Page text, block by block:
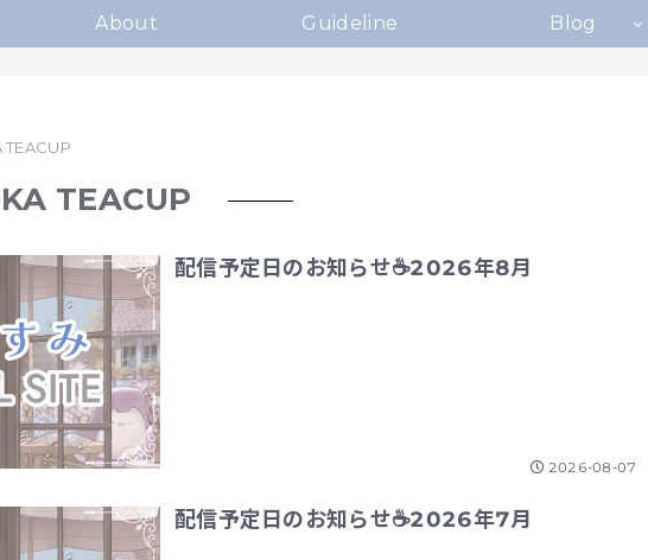
About Guideline Blog
TEACUP
配信予定日のお知らせ☕2026年8月
2026-08-07
配信予定日のお知らせ☕2026年7月